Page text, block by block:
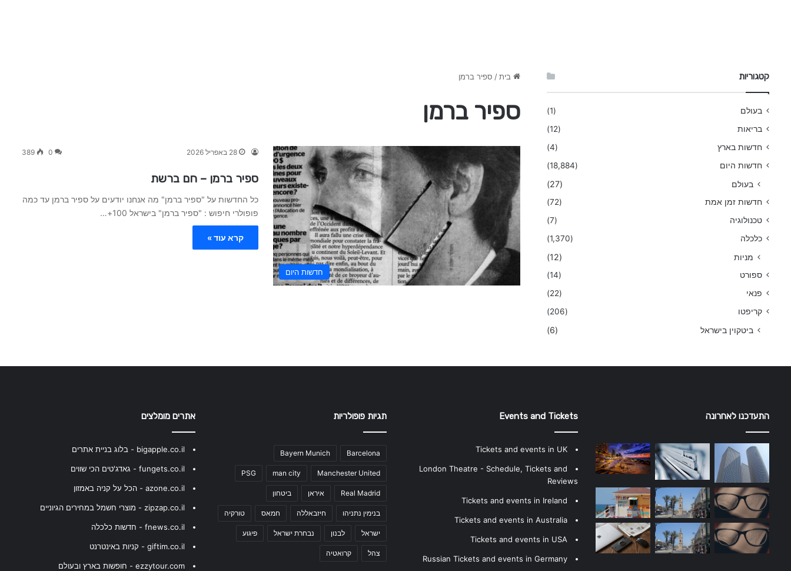
בית / ספיר ברמן
ספיר ברמן
חדשות היום
28 באפריל 2026 0
389
ספיר ברמן – חם ברשת
כל החדשות על "ספיר ברמן" מה אנחנו יודעים על ספיר ברמן עד כמה
פופולרי חיפוש : "ספיר ברמן" בישראל 100+…
קרא עוד »
קטגוריות
בעולם
(1)
בריאות
(12)
חדשות בארץ
(4)
חדשות היום
(18,884)
בעולם (27)
חדשות זמן אמת
(72)
טכנולוגיה
(7)
כלכלה
(1,370)
מניות (12)
ספורט
(14)
פנאי
(22)
קריפטו
(206)
ביטקוין בישראל (6)
התעדכנו לאחרונה Events and Tickets
Tickets and events in UK
London Theatre - Schedule, Tickets and
Reviews
Tickets and events in Ireland
Tickets and events in Australia
Tickets and events in USA
Russian Tickets and events in Germany
תגיות פופולריות
Barcelona
Bayern Munich
Manchester United
man city
PSG
Real Madrid איראן ביטחון
בנימין נתניהו חיזבאללה חמאס טורקיה
ישראל לבנון נבחרת ישראל פיגוע
צהל קרואטיה
אתרים מומלצים
bigapple.co.il - בלוג בניית אתרים
fungets.co.il - גאדג'טים הכי שווים
azone.co.il - הכל על קניה באמזון
zipzap.co.il - מוצרי חשמל במחירים הגיוניים
fnews.co.il - חדשות כלכלה
giftim.co.il - קניות באינטרנט
ezzytour.com - חופשות בארץ ובעולם